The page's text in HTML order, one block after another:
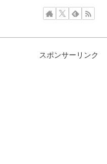
スポンサーリンク